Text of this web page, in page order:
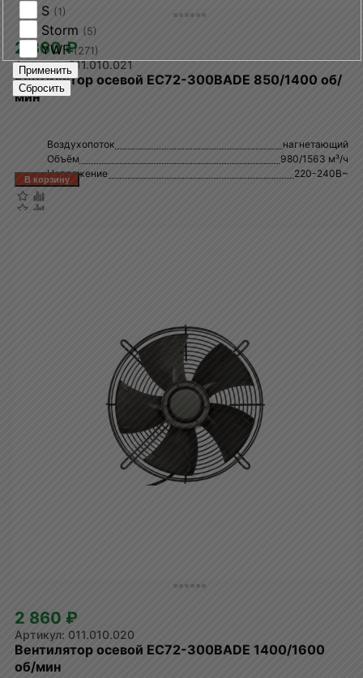
2 860 ₽
011.010.021
Вентилятор осевой EC72-300BADE 850/1400 об/
мин
Воздухопоток
нагнетающий
Объём
980/1563 м³/ч
Напряжение
220-240В~
2 860 ₽
011.010.020
Вентилятор осевой EC72-300BADE 1400/1600
об/мин
S (1)
Storm (5)
YWF(271)
Применить
Сбросить